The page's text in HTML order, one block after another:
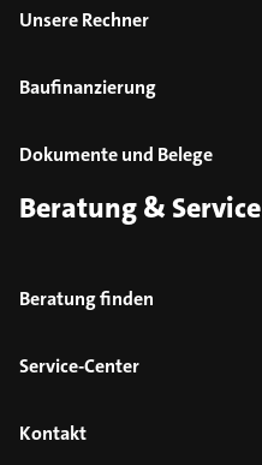
Unsere Rechner
Baufinanzierung
Dokumente und Belege
Beratung & Service
Beratung finden
Service-Center
Kontakt